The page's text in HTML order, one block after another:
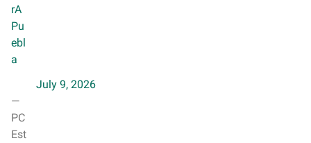
rA
Pu
ebl
a
—
PC
Est
July 9, 2026